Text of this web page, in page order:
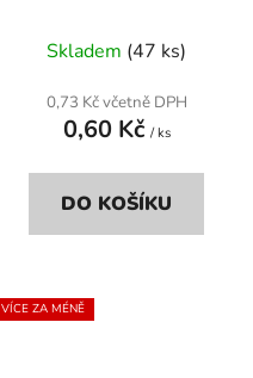
Skladem (47 ks)
0,73 Kč včetně DPH
0,60 Kč / ks
DO KOŠÍKU
VÍCE ZA MÉNĚ